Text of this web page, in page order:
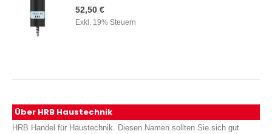
52,50 €
Exkl. 19% Steuern
Über HRB Haustechnik
HRB Handel für Haustechnik. Diesen Namen sollten Sie sich gut